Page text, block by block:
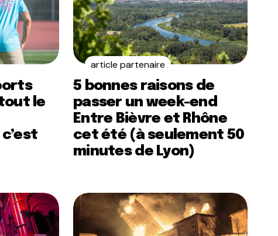
le
article partenaire
5 bonnes raisons de
passer un week-end
Entre Bièvre et Rhône
cet été (à seulement 50
minutes de Lyon)